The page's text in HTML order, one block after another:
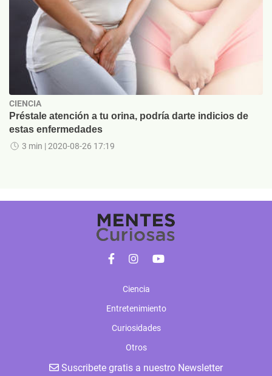
CIENCIA
Préstale atención a tu orina, podría darte indicios de
estas enfermedades
3 min | 2020-08-26 17:19
Ciencia
Entretenimiento
Curiosidades
Otros
Suscribete gratis a nuestro Newsletter